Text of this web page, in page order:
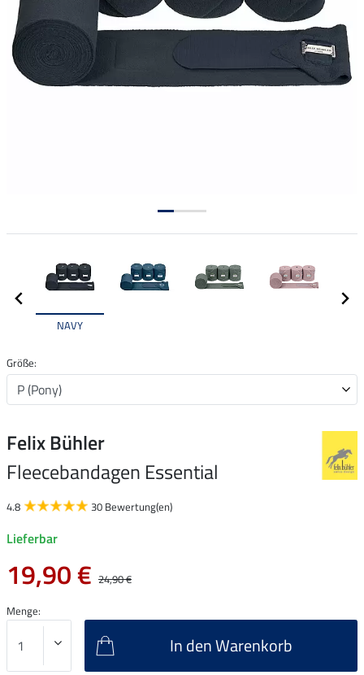
NAVY
Größe:
Felix Bühler
Fleecebandagen Essential
4.8 30 Bewertung(en)
Lieferbar
19,90 € 24,90 €
Menge:
In den Warenkorb